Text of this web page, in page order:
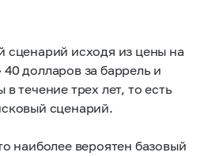
сценарий исходя из цены на
долларов за баррель и
течение трех лет, то есть
сценарий.
наиболее вероятен базовый